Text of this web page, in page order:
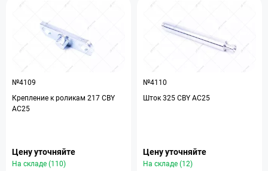
№4109
Крепление к роликам 217 CBY
AC25
Цену уточняйте
На складе (110)
№4110
Шток 325 CBY АС25
Цену уточняйте
На складе (12)